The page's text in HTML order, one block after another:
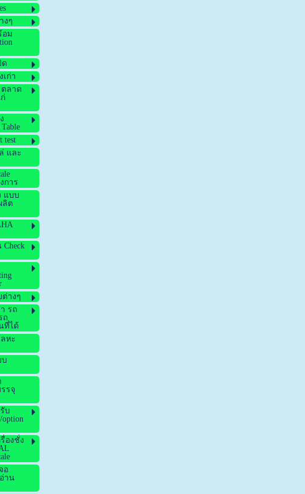
งๆ
อม
ด
เก่า
ตลาด
test
และ
การ
แบบ
ลิต
างๆ
รถ
ถ
ที่ได้
หะ
บ
รจุ
บ
องชั่ง
อ
าน